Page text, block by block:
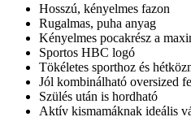
Hosszú, kényelmes fazon
Rugalmas, puha anyag
Kényelmes pocakrész a
Sportos HBC logó
Tökéletes sporthoz és
Jól kombinálható oversized
Szülés után is hordható
Aktív kismamáknak ideális